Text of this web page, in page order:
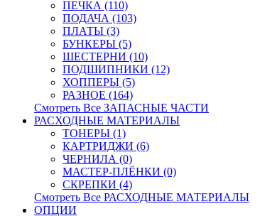
ПЕЧКА (110)
ПОДАЧА (103)
ПЛАТЫ (3)
БУНКЕРЫ (5)
ШЕСТЕРНИ (10)
ПОДШИПНИКИ (12)
ХОППЕРЫ (5)
РАЗНОЕ (164)
Смотреть Все ЗАПАСНЫЕ ЧАСТИ
РАСХОДНЫЕ МАТЕРИАЛЫ
ТОНЕРЫ (1)
КАРТРИДЖИ (6)
ЧЕРНИЛА (0)
МАСТЕР-ПЛЁНКИ (0)
СКРЕПКИ (4)
Смотреть Все РАСХОДНЫЕ МАТЕРИАЛЫ
ОПЦИИ